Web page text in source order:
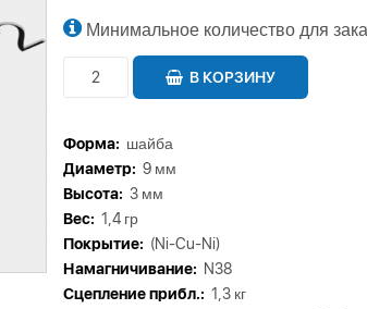
Минимальное количество для
В КОРЗИНУ
Форма: шайба
Диаметр: 9 мм
Высота: 3 мм
Вес: 1,4 гр
Покрытие: (Ni-Cu-Ni)
Намагничивание: N38
Сцепление прибл.: 1,3 кг